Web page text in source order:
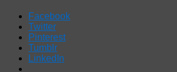
Facebook
Twitter
Pinterest
Tumblr
LinkedIn